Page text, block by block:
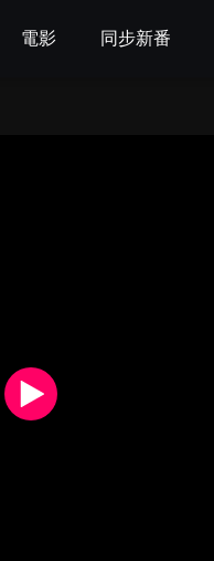
電影 同步新番